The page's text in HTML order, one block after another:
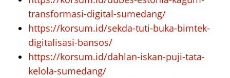
transformasi-digital-sumedang/
https://korsum.id/sekda-tuti-buka-bimtek-
digitalisasi-bansos/
https://korsum.id/dahlan-iskan-puji-tata-
kelola-sumedang/